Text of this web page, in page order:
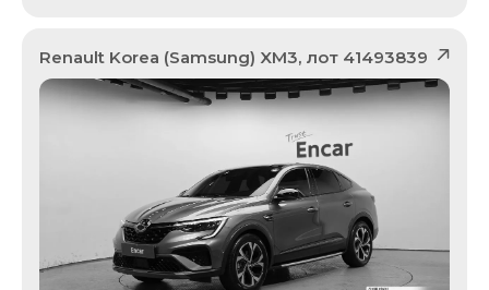
Renault Korea (Samsung) XM3, лот 41493839